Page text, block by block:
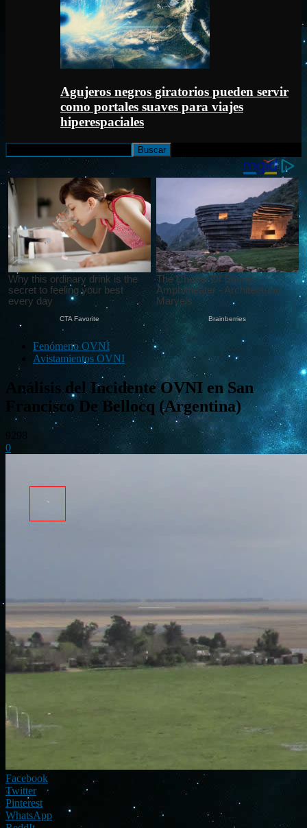
Agujeros negros giratorios pueden servir
como portales suaves para viajes
hiperespaciales
Fenómeno OVNI
Avistamientos OVNI
Análisis del Incidente OVNI en San
Francisco De Bellocq (Argentina)
0
Facebook
Twitter
Pinterest
WhatsApp